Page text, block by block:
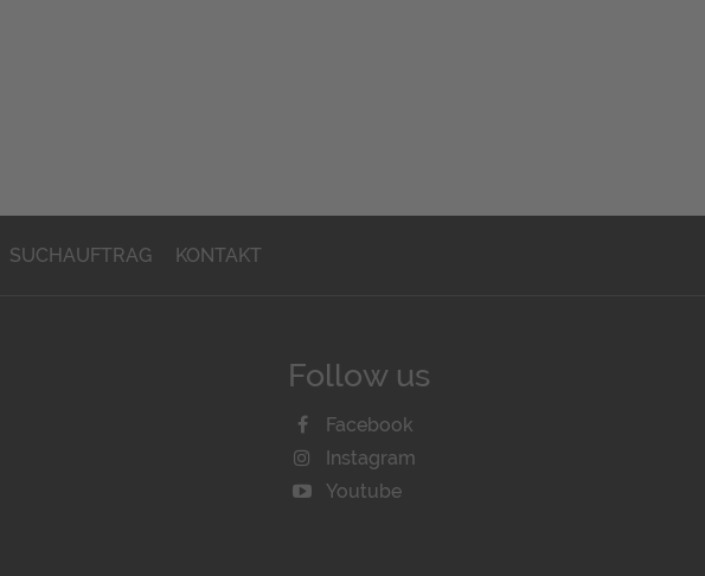
SUCHAUFTRAG KONTAKT
Follow us
Facebook
Instagram
Youtube